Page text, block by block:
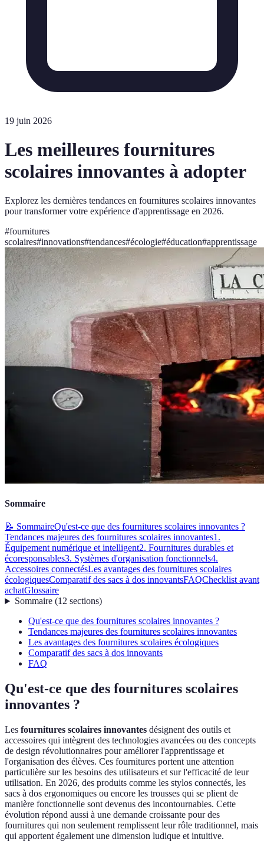
19 juin 2026
Les meilleures fournitures
scolaires innovantes à adopter
Explorez les dernières tendances en fournitures scolaires innovantes
pour transformer votre expérience d'apprentissage en 2026.
#fournitures
scolaires#innovations#tendances#écologie#éducation#apprentissage
Sommaire
📝 SommaireQu'est-ce que des fournitures scolaires innovantes ?
Tendances majeures des fournitures scolaires innovantes1.
Équipement numérique et intelligent2. Fournitures durables et
écoresponsables3. Systèmes d'organisation fonctionnels4.
Accessoires connectésLes avantages des fournitures scolaires
écologiquesComparatif des sacs à dos innovantsFAQChecklist avant
achatGlossaire
Sommaire(12 sections)
Qu'est-ce que des fournitures scolaires innovantes ?
Tendances majeures des fournitures scolaires innovantes
Les avantages des fournitures scolaires écologiques
Comparatif des sacs à dos innovants
FAQ
Qu'est-ce que des fournitures scolaires
innovantes ?
Les fournitures scolaires innovantes désignent des outils et
accessoires qui intègrent des technologies avancées ou des concepts
de design révolutionnaires pour améliorer l'apprentissage et
l'organisation des élèves. Ces fournitures portent une attention
particulière sur les besoins des utilisateurs et sur l'efficacité de leur
utilisation. En 2026, des produits comme les stylos connectés, les
sacs à dos ergonomiques ou encore les trousses qui se plient de
manière fonctionnelle sont devenus des incontournables. Cette
évolution répond aussi à une demande croissante pour des
fournitures qui non seulement remplissent leur rôle traditionnel, mais
qui apportent également une dimension ludique et intuitive.